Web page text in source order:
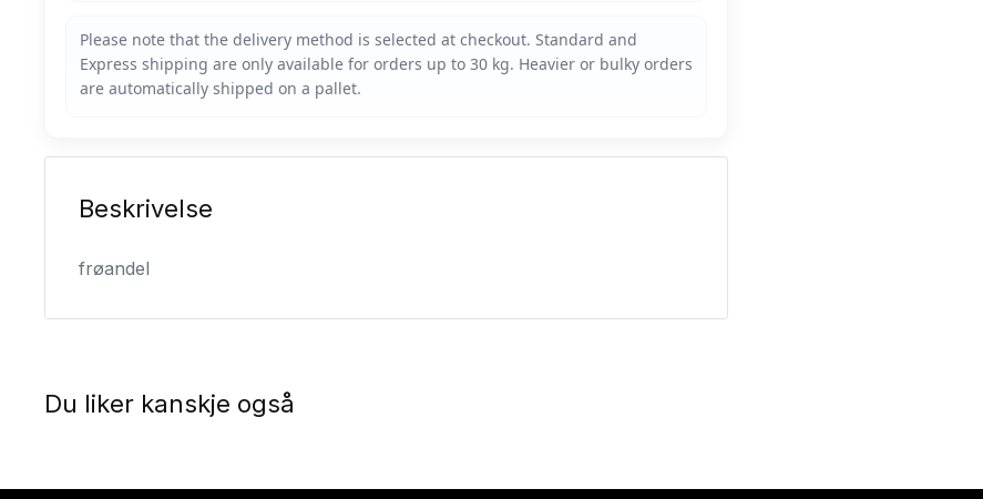
Beskrivelse
frøandel
Du liker kanskje også